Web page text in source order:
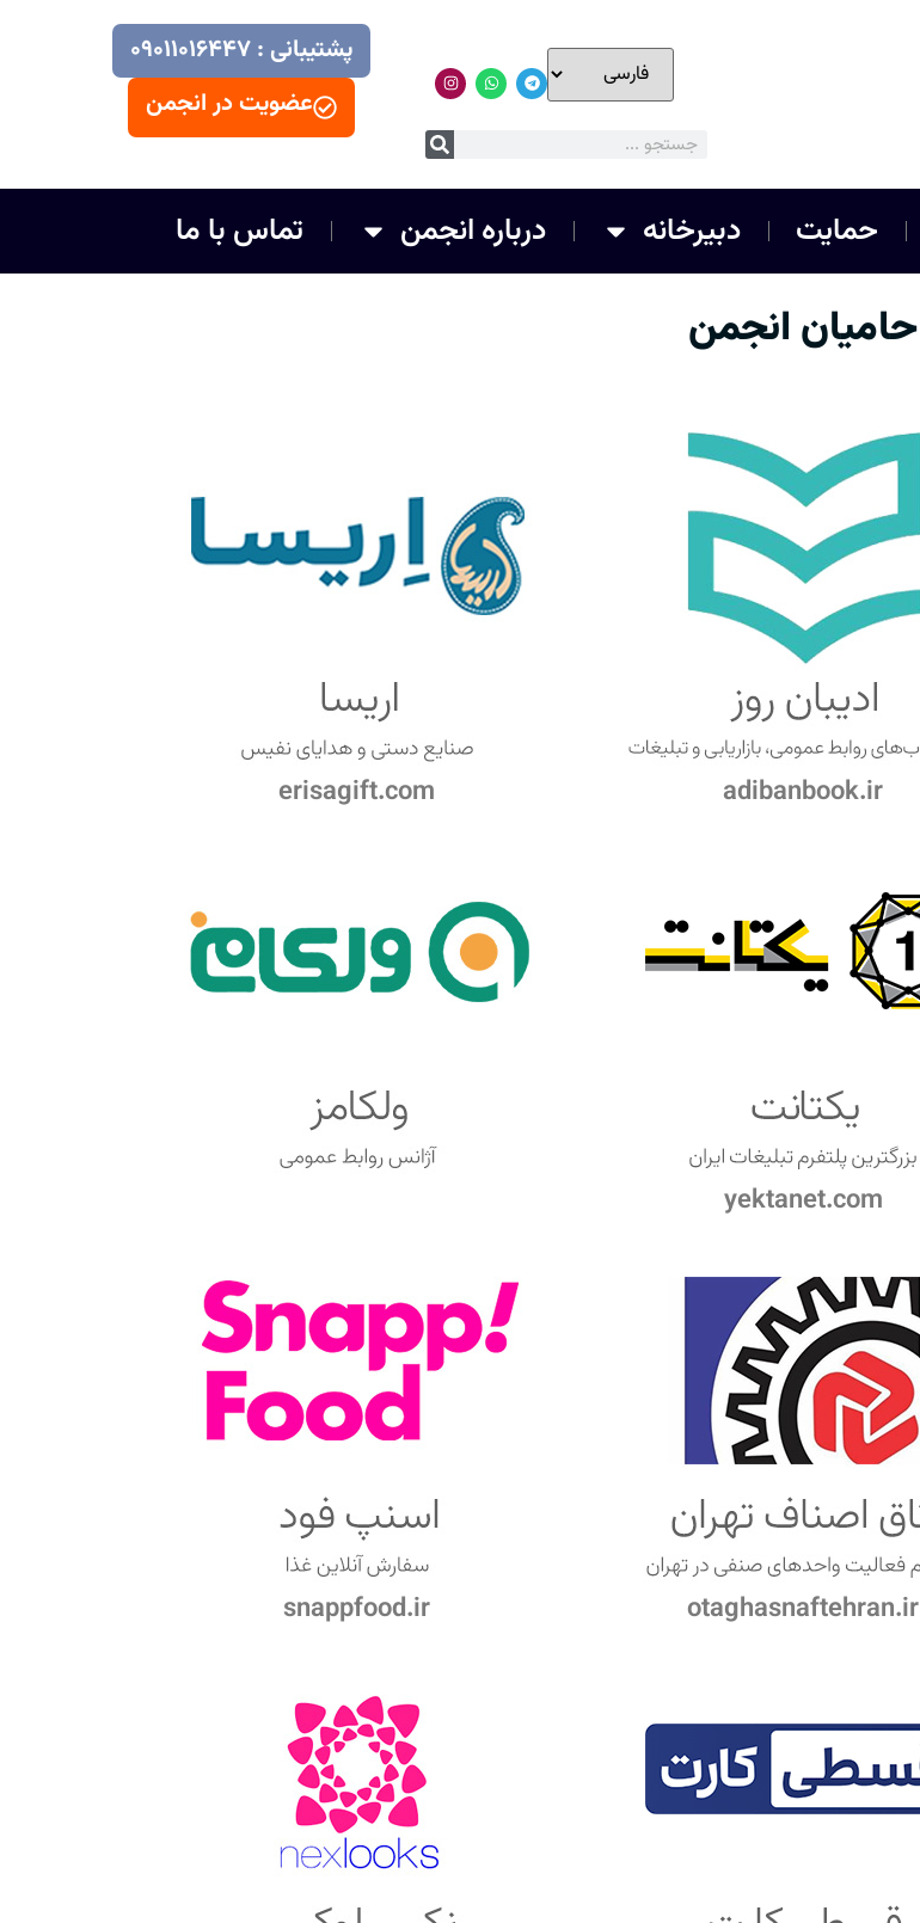
پشتیبانی : ۰۹۰۱۱۰۱۶۴۴۷
عضویت در انجمن
حمایت دبیرخانه درباره انجمن تماس با ما
حامیان انجمن
adibanbook.ir
erisagift.com
yektanet.com
otaghasnaftehran.ir
snappfood.ir